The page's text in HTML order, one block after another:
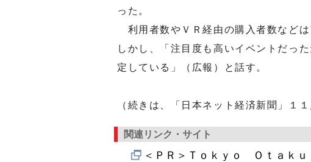
った。
利用者数やＶＲ経由の購入者数などは
しかし、「注目度も高いイベントだっ
定している」（広報）と話す。
（続きは、「日本ネット経済新聞」１１
関連リンク・サイト
＜ＰＲ＞Ｔｏｋｙｏ Ｏｔａｋ